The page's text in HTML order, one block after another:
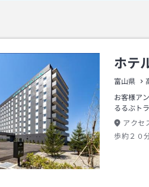
ホテ
富山県
お客様ア
るるぶト
アクセ
歩約２０